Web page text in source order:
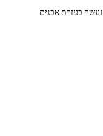
בעזרת אבנים